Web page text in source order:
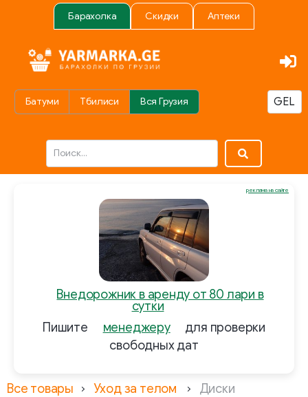
Барахолка Скидки Аптеки
Батуми Тбилиси Вся Грузия
Внедорожник в аренду от 80 лари в
сутки
Пишите
менеджеру
для проверки
свободных дат
реклама на сайте
Все товары Уход за телом Диски